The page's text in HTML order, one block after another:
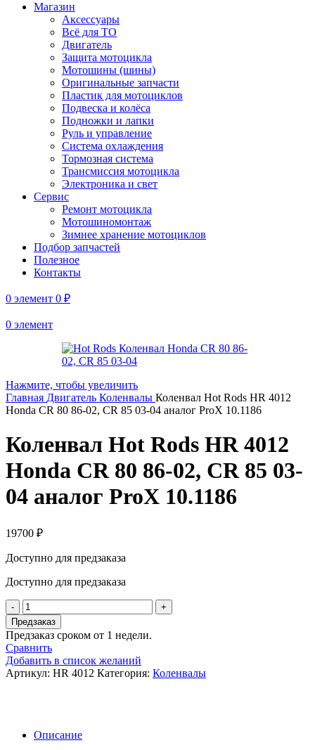
Магазин
Аксессуары
Всё для ТО
Двигатель
Защита мотоцикла
Мотошины (шины)
Оригинальные запчасти
Пластик для мотоциклов
Подвеска и колёса
Подножки и лапки
Руль и управление
Система охлаждения
Тормозная система
Трансмиссия мотоцикла
Электроника и свет
Сервис
Ремонт мотоцикла
Мотошиномонтаж
Зимнее хранение мотоциклов
Подбор запчастей
Полезное
Контакты
0 элемент 0 ₽
0 элемент
Нажмите, чтобы увеличить
Главная Двигатель Коленвалы Коленвал Hot Rods HR 4012
Honda CR 80 86-02, CR 85 03-04 аналог ProX 10.1186
Коленвал Hot Rods HR 4012
Honda CR 80 86-02, CR 85 03-
04 аналог ProX 10.1186
19700 ₽
Доступно для предзаказа
Доступно для предзаказа
Количество
товара
Коленвал
Hot
Rods
HR
4012
86-
02,
Предзаказ
Предзаказ сроком от 1 недели.
Сравнить
Добавить в список желаний
Артикул: HR 4012 Категория: Коленвалы
Описание